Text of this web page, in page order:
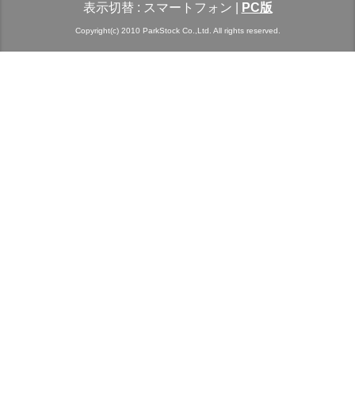
表示切替 : スマートフォン PC版
Copyright(c) 2010 ParkStock Co.,Ltd. All rights reserved.